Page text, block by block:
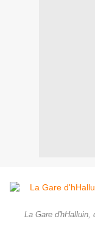
La Gare d'hHalluin,